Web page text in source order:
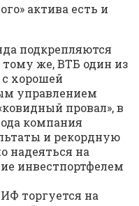
актива есть и
подкрепляются
же, ВТБ один из
хорошей
управлением
провал», в
компания
и рекордную
надеяться на
инвестпортфелем
торгуется на